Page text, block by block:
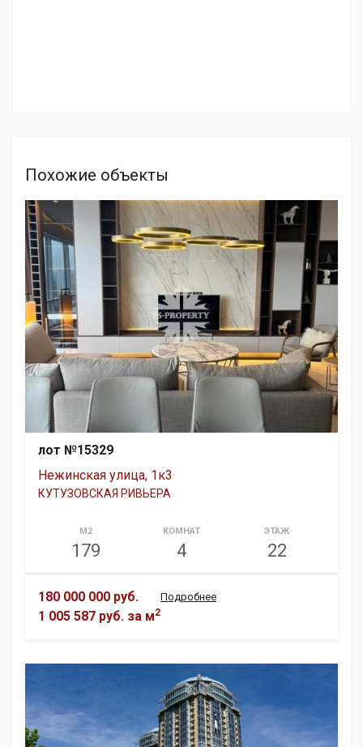
Похожие объекты
лот №15329
Нежинская улица, 1к3
КУТУЗОВСКАЯ РИВЬЕРА
М2
179
КОМНАТ
4
ЭТАЖ
22
180 000 000 руб.
1 005 587 руб. за м2
Подробнее